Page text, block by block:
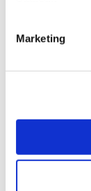
Marketing
december (19)
oktober (13)
maj (9)